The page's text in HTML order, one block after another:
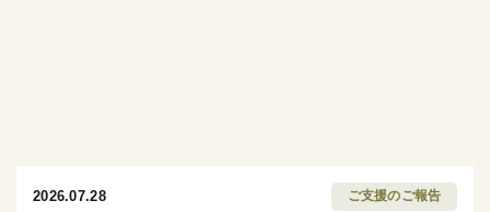
2026.07.28 ご支援のご報告